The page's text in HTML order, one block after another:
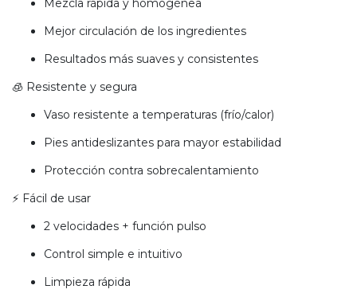
Mejor circulación de los ingredientes
Resultados más suaves y consistentes
🧊 Resistente y segura
Vaso resistente a temperaturas (frío/calor)
Pies antideslizantes para mayor estabilidad
Protección contra sobrecalentamiento
⚡ Fácil de usar
2 velocidades + función pulso
Control simple e intuitivo
Limpieza rápida